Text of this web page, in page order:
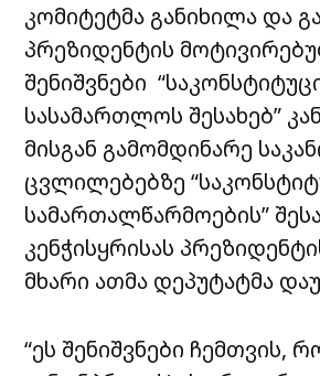
კომიტეტმა განიხილა და
პრეზიდენტის
შენიშვნები
სასამართლოს შესახებ”
მისგან გამომდინარე
ცვლილებებზე
სამართალწარმოების”
კენჭისყრისას
მხარი ათმა დეპუტატმა
“ეს შენიშვნები ჩემთვის,